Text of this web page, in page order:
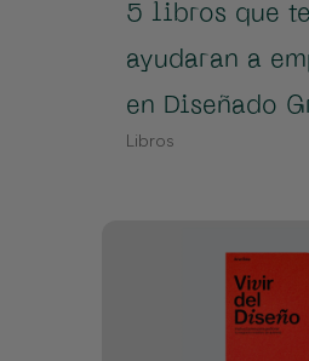
5 libros que te
ayudaran a
en Diseñado
Libros